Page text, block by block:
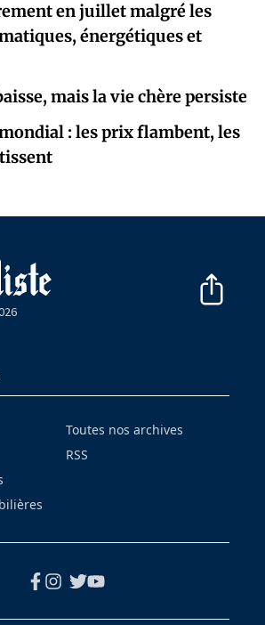
en juillet malgré les
énergétiques et
mais la vie chère persiste
: les prix flambent, les
Toutes nos archives
RSS